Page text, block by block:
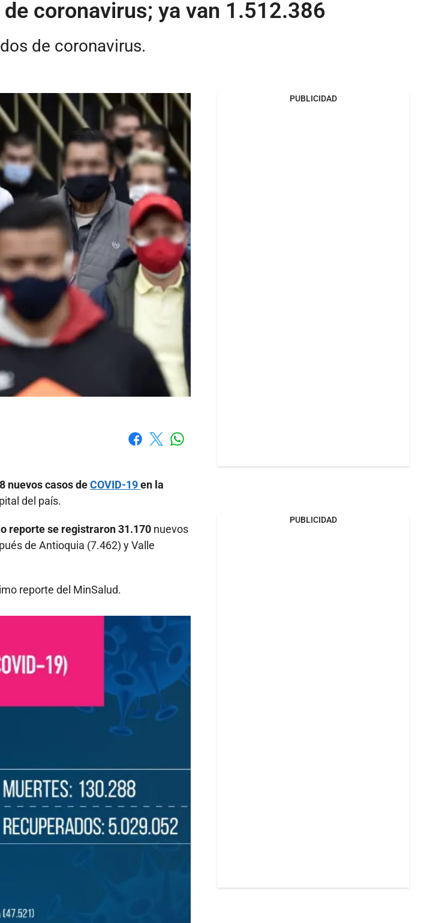
coronavirus; ya van 1.512.386
de coronavirus.
nuevos casos deCOVID-19en la
del país.
reporte se registraron 31.170 nuevos
de Antioquia (7.462) y Valle
reporte del MinSalud.
PUBLICIDAD
PUBLICIDAD